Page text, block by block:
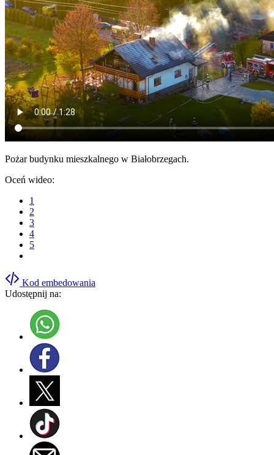
Pożar budynku mieszkalnego w Białobrzegach.
Oceń wideo:
1
2
3
4
5
Kod embedowania
Udostępnij na: